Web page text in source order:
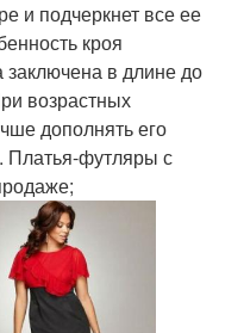
и подчеркнет все ее
кроя
заключена в длине до
возрастных
дополнять его
Платья-футляры с